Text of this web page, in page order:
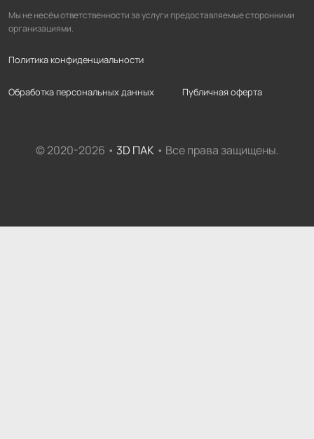
Мы не несём ответственности за услуги предоставляемые сторонними
организациями.
Политика конфиденциальности
Обработка персональных данных Публичная оферта
© 2020-2026 • 3D ПАК• Все права защищены.